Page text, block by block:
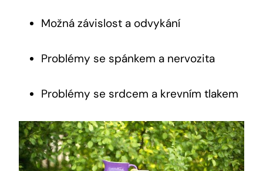
Možná závislost a odvykání
Problémy se spánkem a nervozita
Problémy se srdcem a krevním tlakem